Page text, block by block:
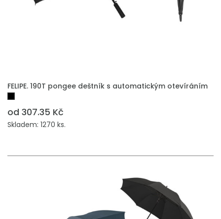
FELIPE. 190T pongee deštník s automatickým otevíráním
od 307.35 Kč
Skladem: 1270 ks.